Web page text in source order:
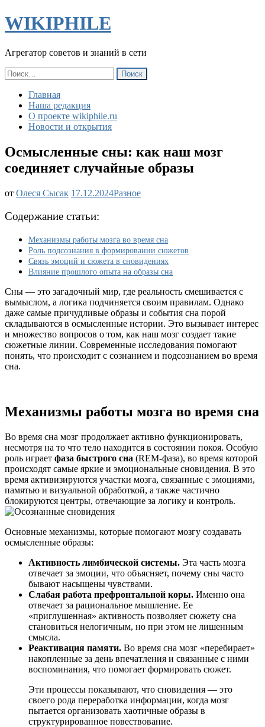
WIKIPHILE
Агрегатор советов и знаний в сети
Найти:
Главная
Наша редакция
О проекте wikiphile.ru
Новости и открытия
Осмысленные сны: как наш мозг
соединяет случайные образы
от Олеся Сысак 17.12.2024Осмысленные
соединяет
случайные
образы
Разное
Содержание статьи:
Механизмы работы мозга во время сна
Роль подсознания в формировании сюжетов
Связь эмоций и сюжета в сновидениях
Влияние прошлого опыта на образы сна
Сны — это загадочный мир, где реальность смешивается с
вымыслом, а логика подчиняется своим правилам. Однако
даже самые причудливые образы и события сна порой
складываются в осмысленные истории. Это вызывает интерес
и множество вопросов о том, как наш мозг создает такие
сюжетные линии. Современные исследования помогают
понять, что происходит с сознанием и подсознанием во время
сна.
Механизмы работы мозга во время сна
Во время сна мозг продолжает активно функционировать,
несмотря на то что тело находится в состоянии покоя. Особую
роль играет фаза быстрого сна (REM-фаза), во время которой
происходят самые яркие и эмоциональные сновидения. В это
время активизируются участки мозга, связанные с эмоциями,
памятью и визуальной обработкой, а также частично
блокируются центры, отвечающие за логику и контроль.
Основные механизмы, которые помогают мозгу создавать
осмысленные образы:
Активность лимбической системы. Эта часть мозга
отвечает за эмоции, что объясняет, почему сны часто
бывают насыщены чувствами.
Слабая работа префронтальной коры. Именно она
отвечает за рациональное мышление. Ее
«приглушенная» активность позволяет сюжету сна
становиться нелогичным, но при этом не лишенным
смысла.
Реактивация памяти. Во время сна мозг «перебирает»
накопленные за день впечатления и связанные с ними
воспоминания, что помогает формировать сюжет.
Эти процессы показывают, что сновидения — это
своего рода переработка информации, когда мозг
пытается организовать хаотичные образы в
структурированное повествование.